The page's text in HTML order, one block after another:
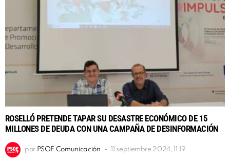
ROSELLÓ PRETENDE TAPAR SU DESASTRE ECONÓMICO DE 15
MILLONES DE DEUDA CON UNA CAMPAÑA DE DESINFORMACIÓN
por PSOE Comunicación 11 septiembre 2024, 11:19